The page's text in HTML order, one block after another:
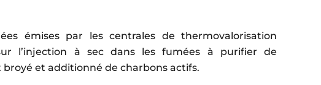
émises par les centrales de thermovalorisation
l’injection à sec dans les fumées à purifier de
et additionné de charbons actifs.